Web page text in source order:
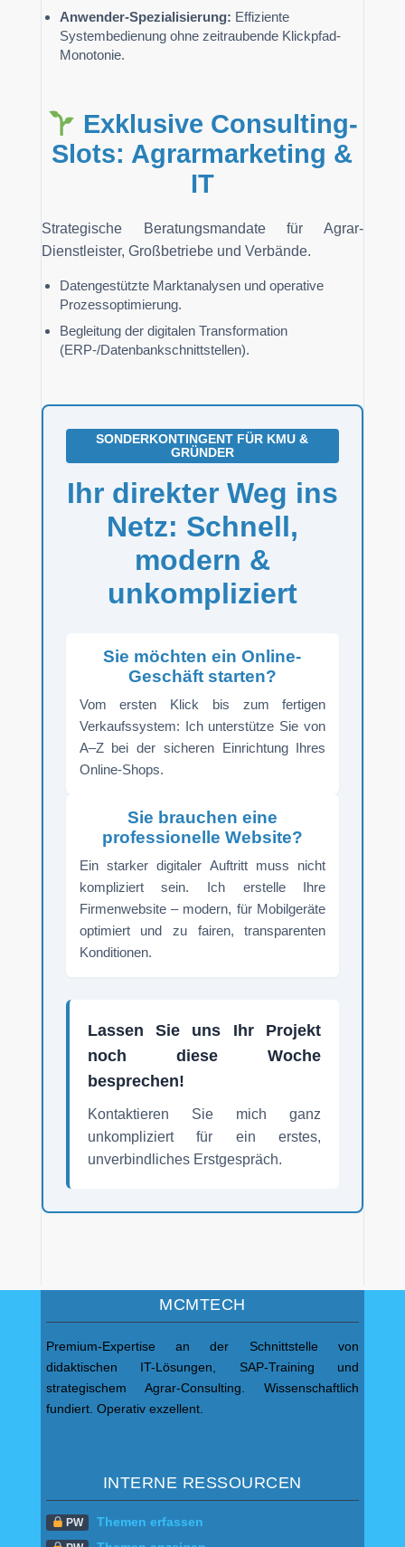
Anwender-Spezialisierung: Effiziente
Systembedienung ohne zeitraubende Klickpfad-
Monotonie.
Exklusive Consulting-
Slots: Agrarmarketing &
IT
Strategische Beratungsmandate für Agrar-
Dienstleister, Großbetriebe und Verbände.
Datengestützte Marktanalysen und operative
Prozessoptimierung.
Begleitung der digitalen Transformation
(ERP-/Datenbankschnittstellen).
SONDERKONTINGENT FÜR KMU &
GRÜNDER
Ihr direkter Weg ins
Netz: Schnell,
modern &
unkompliziert
Sie möchten ein Online-
Geschäft starten?
Vom ersten Klick bis zum fertigen
Verkaufssystem: Ich unterstütze Sie von
A–Z bei der sicheren Einrichtung Ihres
Online-Shops.
Sie brauchen eine
professionelle Website?
Ein starker digitaler Auftritt muss nicht
kompliziert sein. Ich erstelle Ihre
Firmenwebsite – modern, für Mobilgeräte
optimiert und zu fairen, transparenten
Konditionen.
Lassen Sie uns Ihr Projekt
noch diese Woche
besprechen!
Kontaktieren Sie mich ganz
unkompliziert für ein erstes,
unverbindliches Erstgespräch.
MCMTECH
Premium-Expertise an der Schnittstelle von
didaktischen IT-Lösungen, SAP-Training und
strategischem Agrar-Consulting. Wissenschaftlich
fundiert. Operativ exzellent.
INTERNE RESSOURCEN
PW Themen erfassen